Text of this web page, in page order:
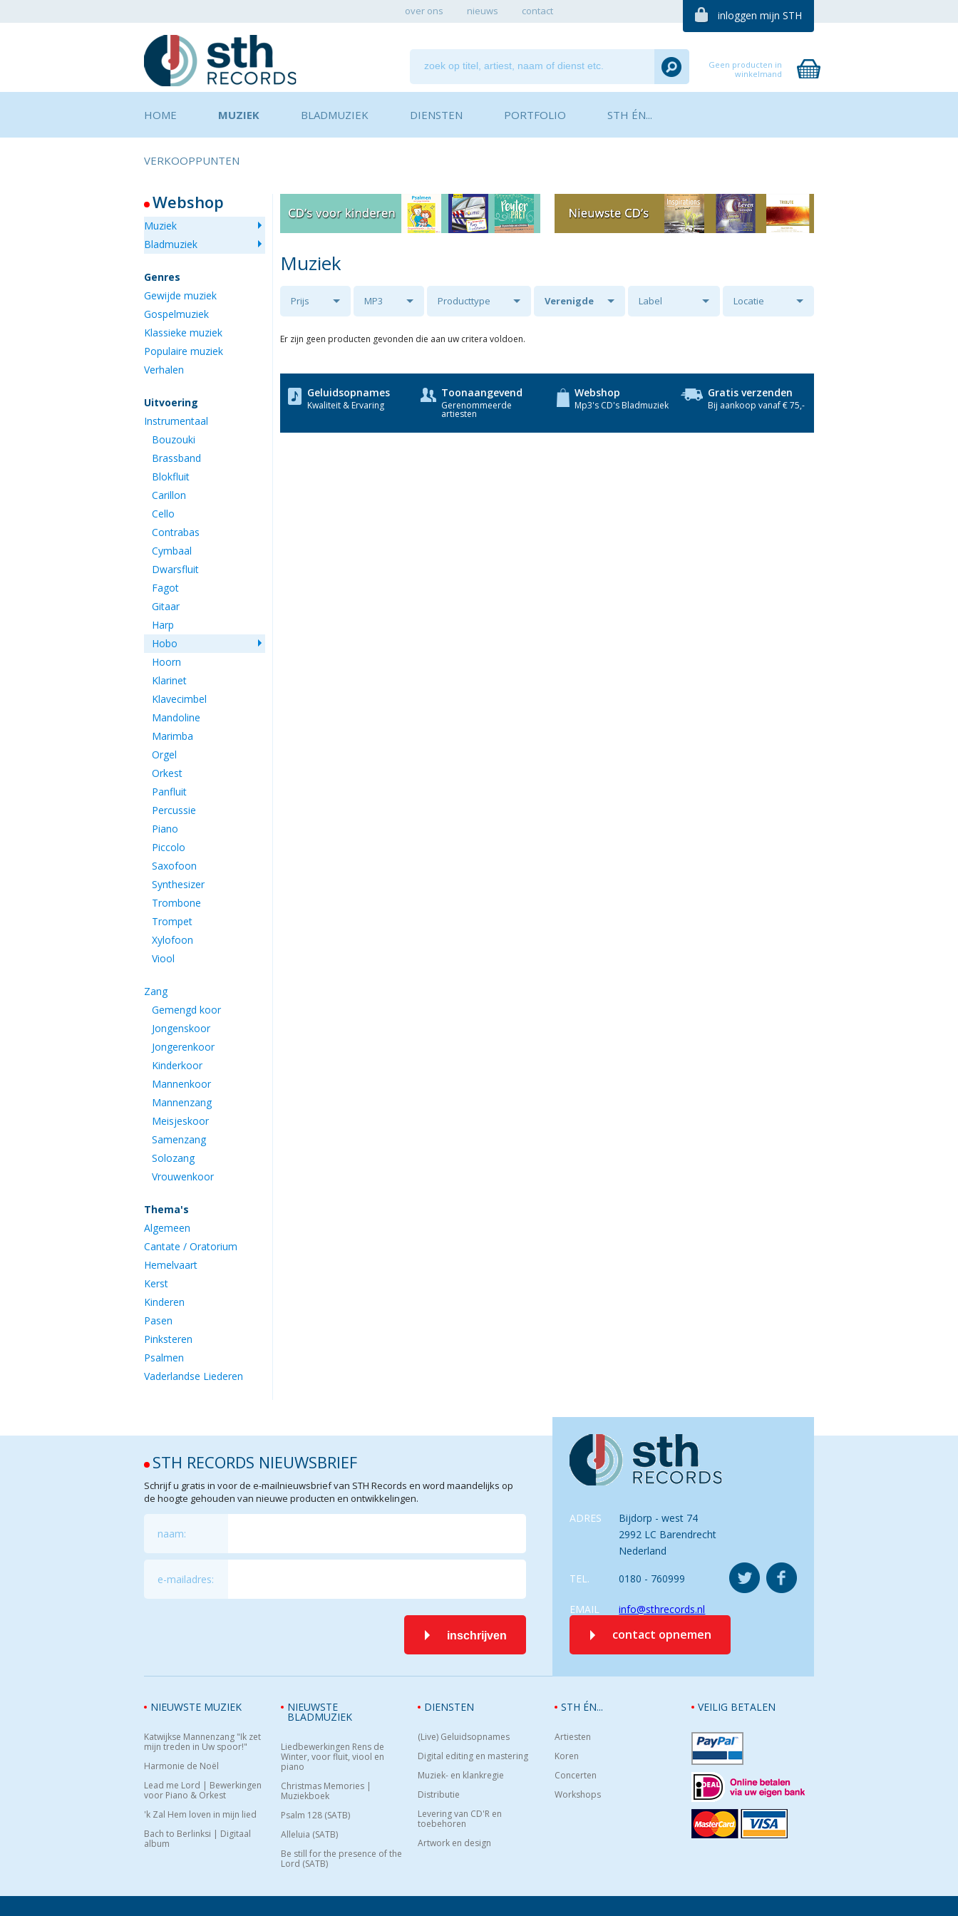
over ons nieuws contact inloggen mijn STH
Geen producten in
winkelmand
HOME MUZIEK BLADMUZIEK DIENSTEN PORTFOLIO STH ÉN...
VERKOOPPUNTEN
Webshop
Muziek
Bladmuziek
Genres
Gewijde muziek
Gospelmuziek
Klassieke muziek
Populaire muziek
Verhalen
Uitvoering
Instrumentaal
Bouzouki
Brassband
Blokfluit
Carillon
Cello
Contrabas
Cymbaal
Dwarsfluit
Fagot
Gitaar
Harp
Hobo
Hoorn
Klarinet
Klavecimbel
Mandoline
Marimba
Orgel
Orkest
Panfluit
Percussie
Piano
Piccolo
Saxofoon
Synthesizer
Trombone
Trompet
Xylofoon
Viool
Zang
Gemengd koor
Jongenskoor
Jongerenkoor
Kinderkoor
Mannenkoor
Mannenzang
Meisjeskoor
Samenzang
Solozang
Vrouwenkoor
Thema's
Algemeen
Cantate / Oratorium
Hemelvaart
Kerst
Kinderen
Pasen
Pinksteren
Psalmen
Vaderlandse Liederen
Muziek
Prijs MP3 Producttype Verenigde
van der Steen.
Label Locatie
Er zijn geen producten gevonden die aan uw critera voldoen.
Geluidsopnames
Kwaliteit & Ervaring
Toonaangevend
Gerenommeerde
artiesten
Webshop
Mp3's CD's Bladmuziek
Gratis verzenden
Bij aankoop vanaf € 75,-
ADRES
Bijdorp - west 74
2992 LC Barendrecht
Nederland
TEL. 0180 - 760999
EMAIL info@sthrecords.nl
contact opnemen
STH RECORDS NIEUWSBRIEF
Schrijf u gratis in voor de e-mailnieuwsbrief van STH Records en word maandelijks op
de hoogte gehouden van nieuwe producten en ontwikkelingen.
naam:
e-mailadres:
inschrijven
VEILIG BETALEN
NIEUWSTE MUZIEK
Katwijkse Mannenzang "Ik zet
mijn treden in Uw spoor!"
Harmonie de Noël
Lead me Lord | Bewerkingen
voor Piano & Orkest
'k Zal Hem loven in mijn lied
Bach to Berlinksi | Digitaal
album
NIEUWSTE
BLADMUZIEK
Liedbewerkingen Rens de
Winter, voor fluit, viool en
piano
Christmas Memories |
Muziekboek
Psalm 128 (SATB)
Alleluia (SATB)
Be still for the presence of the
Lord (SATB)
DIENSTEN
(Live) Geluidsopnames
Digital editing en mastering
Muziek- en klankregie
Distributie
Levering van CD'R en
toebehoren
Artwork en design
STH ÉN...
Artiesten
Koren
Concerten
Workshops